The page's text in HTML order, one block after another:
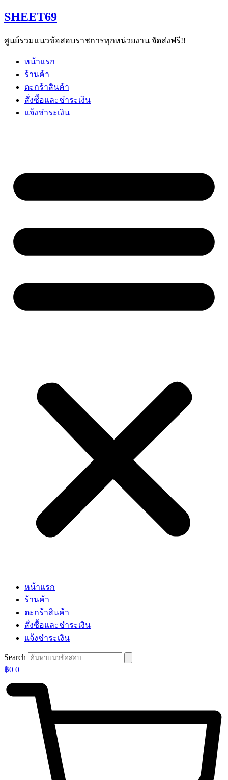
Skip
to
SHEET69
ศูนย์รวมแนวข้อสอบราชการทุกหน่วยงาน จัดส่งฟรี!!
หน้าแรก
ร้านค้า
ตะกร้าสินค้า
สั่งซื้อและชำระเงิน
แจ้งชำระเงิน
หน้าแรก
ร้านค้า
ตะกร้าสินค้า
สั่งซื้อและชำระเงิน
แจ้งชำระเงิน
Search
฿0 0